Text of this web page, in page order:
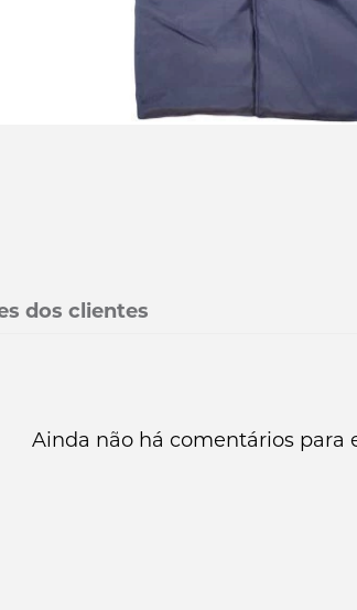
dos clientes
Ainda não há comentários para